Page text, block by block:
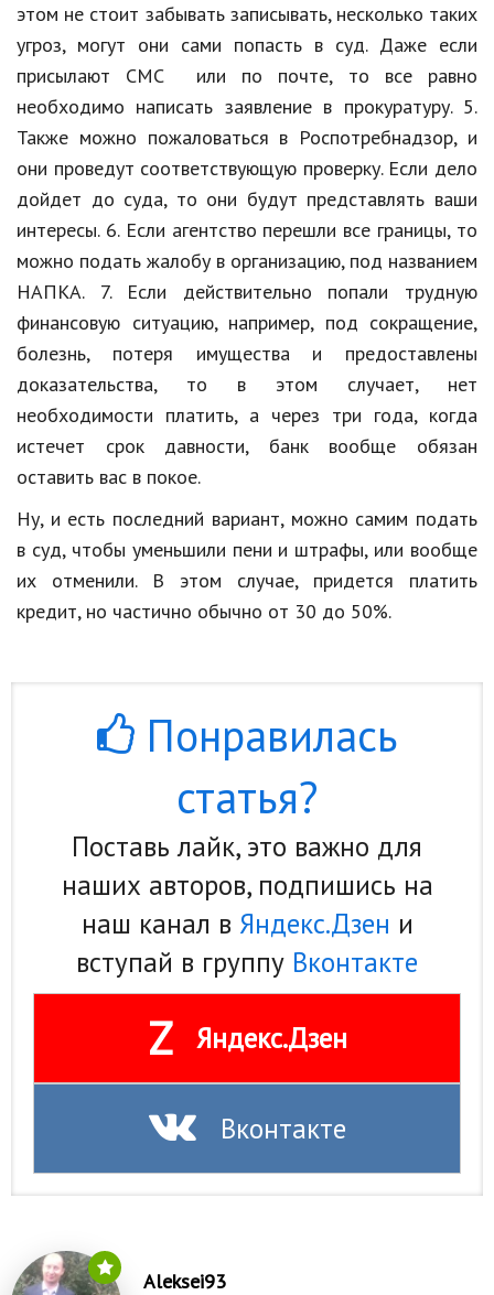
Еда и напитки
Праздники и подарки
Кинематограф
Домашние животные
Семья и дети
Путешествия
Строительство
Культура и общество
Мода и стиль
Бизнес
Хобби и развлечения
Финансы
Юриспруденция
Природа
этом не стоит забывать записывать, несколько таких
угроз, могут они сами попасть в суд. Даже если
присылают СМС или по почте, то все равно
необходимо написать заявление в прокуратуру. 5.
Также можно пожаловаться в Роспотребнадзор, и
они проведут соответствующую проверку. Если дело
дойдет до суда, то они будут представлять ваши
интересы. 6. Если агентство перешли все границы, то
можно подать жалобу в организацию, под названием
НАПКА. 7. Если действительно попали трудную
финансовую ситуацию, например, под сокращение,
болезнь, потеря имущества и предоставлены
доказательства, то в этом случает, нет
необходимости платить, а через три года, когда
истечет срок давности, банк вообще обязан
оставить вас в покое.
Ну, и есть последний вариант, можно самим подать
в суд, чтобы уменьшили пени и штрафы, или вообще
их отменили. В этом случае, придется платить
кредит, но частично обычно от 30 до 50%.
Понравилась
статья?
Поставь лайк, это важно для
наших авторов, подпишись на
наш канал в Яндекс.Дзен и
вступай в группу Вконтакте
Z Яндекс.Дзен
Вконтакте
Aleksei93